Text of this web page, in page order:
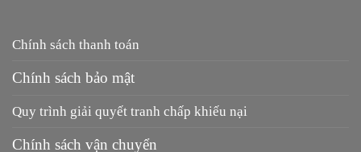
Chính sách thanh toán
Chính sách bảo mật
Quy trình giải quyết tranh chấp khiếu nại
Chính sách vận chuyển